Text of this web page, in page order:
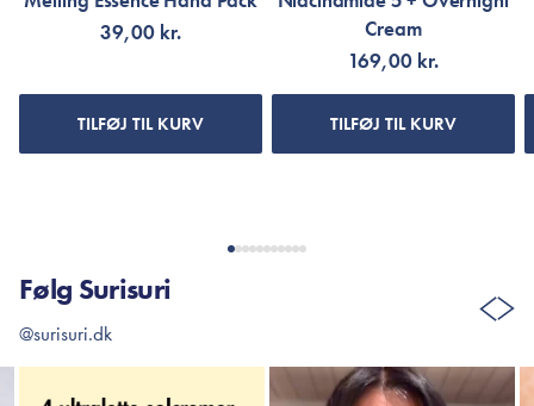
39,00 kr.
TILFØJ TIL KURV
Cream
169,00 kr.
TILFØJ TIL KURV
Følg Surisuri
@surisuri.dk